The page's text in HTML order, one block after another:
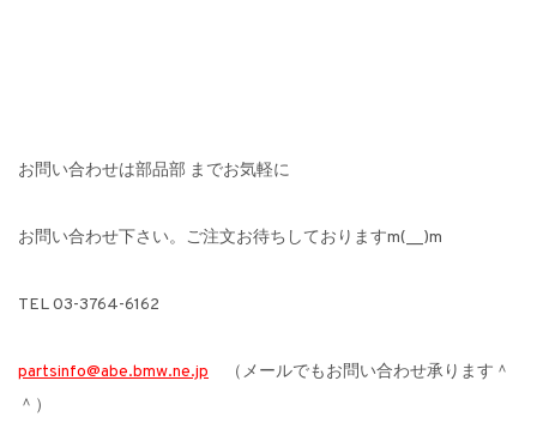
お問い合わせは部品部 までお気軽に
お問い合わせ下さい。ご注文お待ちしておりますm(__)m
TEL 03-3764-6162
partsinfo@abe.bmw.ne.jp （メールでもお問い合わせ承ります＾
＾）